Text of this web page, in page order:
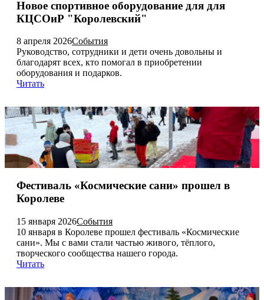
Новое спортивное оборудование для для
КЦСОиР "Королевский"
8 апреля 2026События
Руководство, сотрудники и дети очень довольны и
благодарят всех, кто помогал в приобретении
оборудования и подарков.
Читать
Фестиваль «Космические сани» прошел в
Королеве
15 января 2026События
10 января в Королеве прошел фестиваль «Космические
сани». Мы с вами стали частью живого, тёплого,
творческого сообщества нашего города.
Читать